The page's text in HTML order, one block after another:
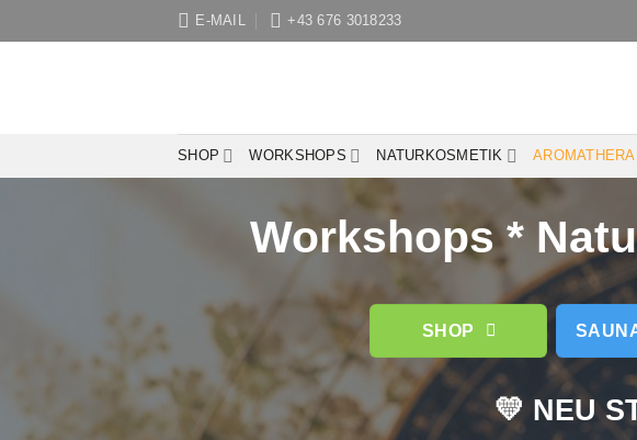
Inhalt
E-MAIL +43 676 3018233
SHOP WORKSHOPS NATURKOSMETIK
Workshops *
SHOP
💛 NEU